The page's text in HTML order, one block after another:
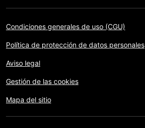
Condiciones generales de uso (CGU)
Política de protección de datos personales
Aviso legal
Gestión de las cookies
Mapa del sitio